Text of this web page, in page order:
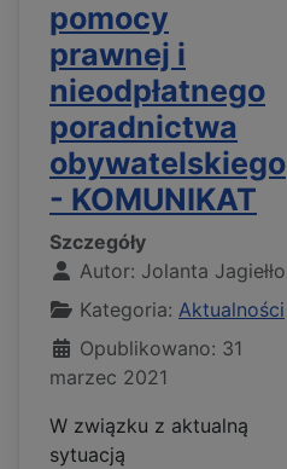
pomocy
prawnej i
nieodpłatnego
poradnictwa
obywatelskiego
- KOMUNIKAT
Szczegóły
Autor: Jolanta Jagiełło
Kategoria: Aktualności
Opublikowano: 31
marzec 2021
W związku z aktualną
sytuacją